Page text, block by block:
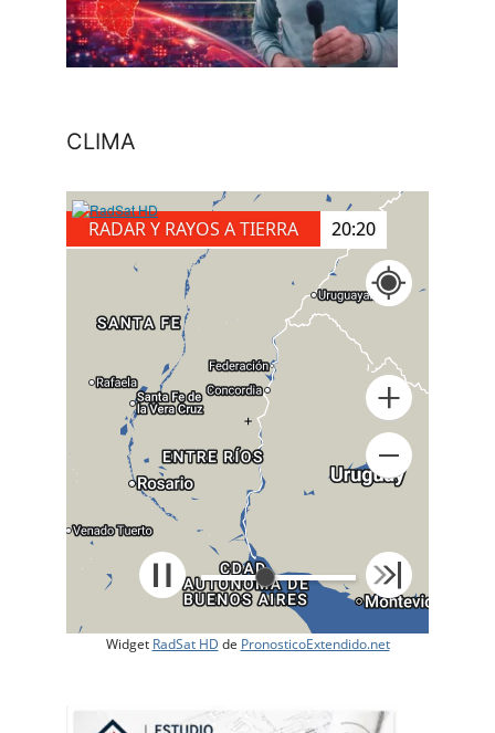
CLIMA
RADAR Y RAYOS A TIERRA 20:30
+
Widget RadSat HD de PronosticoExtendido.net